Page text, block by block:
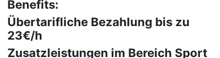
Benefits:
Übertarifliche Bezahlung bis zu
23€/h
Zusatzleistungen im Bereich Sport